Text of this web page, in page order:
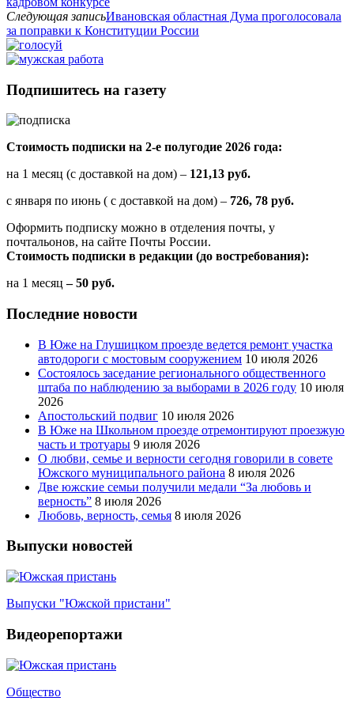
Следующая записьИвановская областная Дума проголосовала
за поправки к Конституции России
Подпишитесь на газету
Стоимость подписки на 2-е полугодие 2026 года:
на 1 месяц (с доставкой на дом) – 121,13 руб.
с января по июнь ( с доставкой на дом) – 726, 78 руб.
Оформить подписку можно в отделения почты, у
почтальонов, на сайте Почты России.
Стоимость подписки в редакции (до востребования):
на 1 месяц – 50 руб.
Последние новости
В Юже на Глушицком проезде ведется ремонт участка
автодороги с мостовым сооружением 10 июля 2026
Состоялось заседание регионального общественного
штаба по наблюдению за выборами в 2026 году 10 июля
2026
Апостольский подвиг 10 июля 2026
В Юже на Школьном проезде отремонтируют проезжую
часть и тротуары 9 июля 2026
О любви, семье и верности сегодня говорили в совете
Южского муниципального района 8 июля 2026
Две южские семьи получили медали “За любовь и
верность” 8 июля 2026
Любовь, верность, семья 8 июля 2026
Выпуски новостей
Выпуски "Южской пристани"
Видеорепортажи
Общество